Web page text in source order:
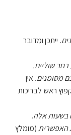
ייתכן ומדובר
שוליים.
מסומנים.אין
ראש לבריכות
בשעות אלה.
האפשרית(מומלץ